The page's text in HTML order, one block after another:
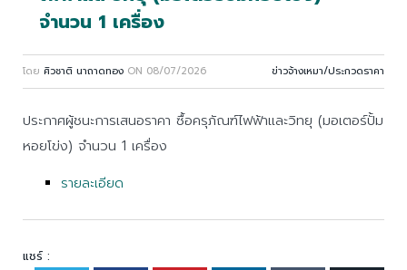
จำนวน 1 เครื่อง
โดย ศิวชาติ นาถาดทอง ON 08/07/2026 ข่าวจ้างเหมา/ประกวดราคา
ประกาศผู้ชนะการเสนอราคา ซื้อครุภัณฑ์ไฟฟ้าและวิทยุ (มอเตอร์ปั้ม
หอยโข่ง) จำนวน 1 เครื่อง
รายละเอียด
แชร์ :